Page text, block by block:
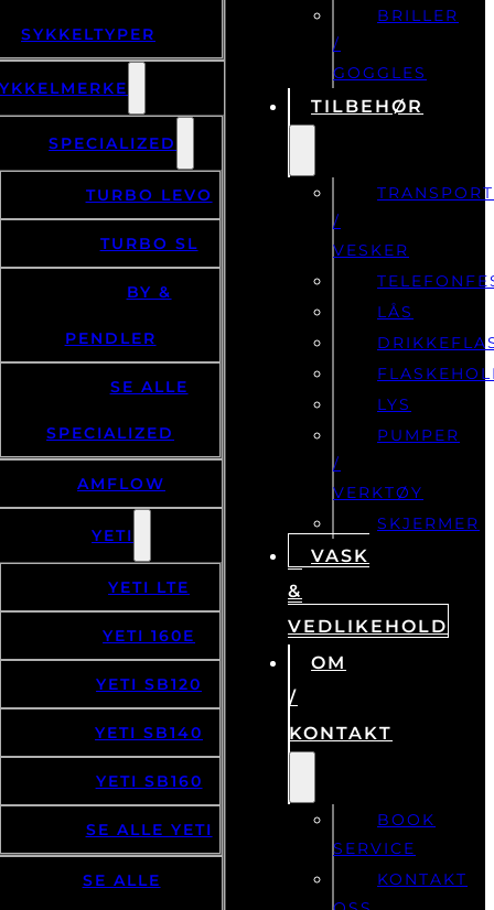
SYKKELTYPER
SPECIALIZED
TURBO LEVO
TURBO SL
BY &
PENDLER
SE ALLE
SPECIALIZED
AMFLOW
YETI
YETI LTE
YETI 160E
YETI SB120
YETI SB140
YETI SB160
SE ALLE YETI
SE ALLE
BRILLER
/
GOGGLES
TILBEHØR
TRANSPORT
/
VESKER
LÅS
LYS
PUMPER
/
VERKTØY
SKJERMER
VASK
&
VEDLIKEHOLD
OM
/
KONTAKT
BOOK
SERVICE
KONTAKT